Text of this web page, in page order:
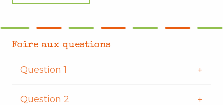
Foire aux questions
Question 1
Question 2